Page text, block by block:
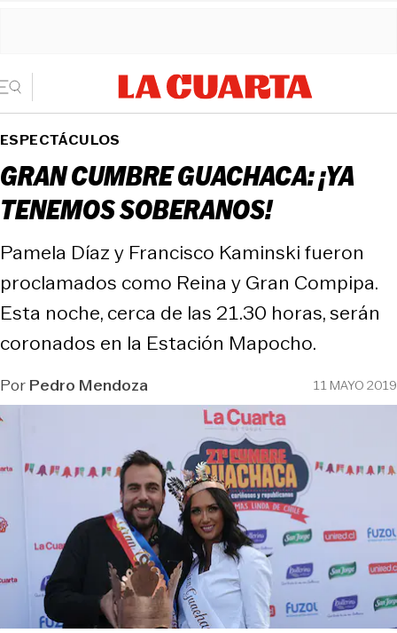
ESPECTÁCULOS
GRAN CUMBRE GUACHACA: ¡YA
TENEMOS SOBERANOS!
Pamela Díaz y Francisco Kaminski fueron
proclamados como Reina y Gran Compipa.
Esta noche, cerca de las 21.30 horas, serán
coronados en la Estación Mapocho.
PorPedro Mendoza 11 MAYO 2019